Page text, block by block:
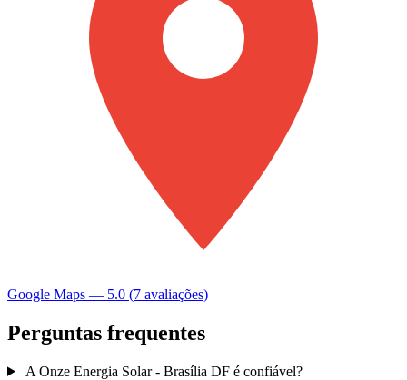
Google Maps — 5.0 (7 avaliações)
Perguntas frequentes
A Onze Energia Solar - Brasília DF é confiável?